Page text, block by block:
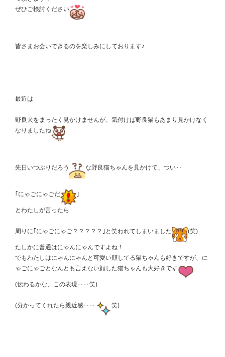
ぜひご検討ください
皆さまお会いできるのを楽しみにしております♪
最近は
野良犬をまったく見かけませんが、気付けば野良猫もあまり見かけなく
なりましたね
先日いつぶりだろう な野良猫ちゃんを見かけて、つい‥
｢にゃごにゃごだ ｣
とわたしが言ったら
周りに｢にゃごにゃご？？？？？｣と笑われてしまいました (笑)
たしかに普通はにゃんにゃんですよね！
でもわたしはにゃんにゃんと可愛い顔してる猫ちゃんも好きですが、に
ゃごにゃごとなんとも言えない顔した猫ちゃんも大好きです
(伝わるかな、この表現‥‥笑)
(分かってくれたら親近感‥‥ 笑)